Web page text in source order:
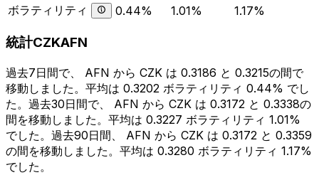
ボラティリティ
0.44% 1.01% 1.17%
統計CZKAFN
過去7日間で、 AFN から CZK は 0.3186 と 0.3215の間で
移動しました。平均は 0.3202 ボラティリティ 0.44% でし
た。過去30日間で、 AFN から CZK は 0.3172 と 0.3338の
間を移動しました。平均は 0.3227 ボラティリティ 1.01%
でした。過去90日間、 AFN から CZK は 0.3172 と 0.3359
の間を移動しました。平均は 0.3280 ボラティリティ 1.17%
でした。